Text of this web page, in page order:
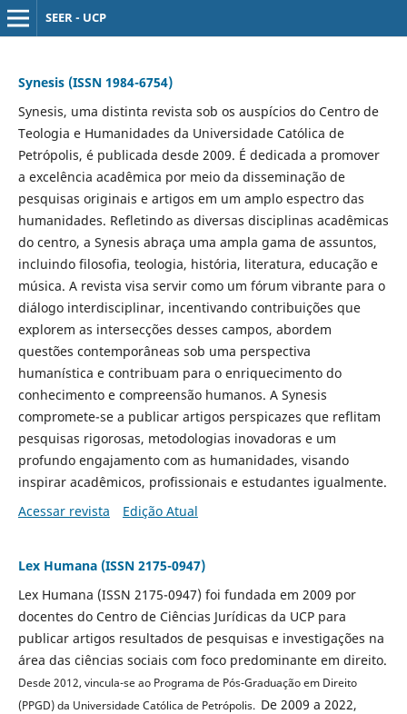
SEER - UCP
Synesis (ISSN 1984-6754)
Synesis, uma distinta revista sob os auspícios do Centro de
Teologia e Humanidades da Universidade Católica de
Petrópolis, é publicada desde 2009. É dedicada a promover
a excelência acadêmica por meio da disseminação de
pesquisas originais e artigos em um amplo espectro das
humanidades. Refletindo as diversas disciplinas acadêmicas
do centro, a Synesis abraça uma ampla gama de assuntos,
incluindo filosofia, teologia, história, literatura, educação e
música. A revista visa servir como um fórum vibrante para o
diálogo interdisciplinar, incentivando contribuições que
explorem as intersecções desses campos, abordem
questões contemporâneas sob uma perspectiva
humanística e contribuam para o enriquecimento do
conhecimento e compreensão humanos. A Synesis
compromete-se a publicar artigos perspicazes que reflitam
pesquisas rigorosas, metodologias inovadoras e um
profundo engajamento com as humanidades, visando
inspirar acadêmicos, profissionais e estudantes igualmente.
Acessar revista
Edição Atual
Lex Humana (ISSN 2175-0947)
Lex Humana (ISSN 2175-0947) foi fundada em 2009 por
docentes do Centro de Ciências Jurídicas da UCP para
publicar artigos resultados de pesquisas e investigações na
área das ciências sociais com foco predominante em direito.
Desde 2012, vincula-se ao Programa de Pós-Graduação em Direito
(PPGD) da Universidade Católica de Petrópolis. De 2009 a 2022,